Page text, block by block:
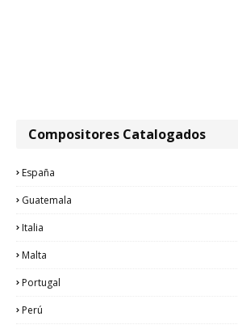
Compositores Catalogados
España
Guatemala
Italia
Malta
Portugal
Perú